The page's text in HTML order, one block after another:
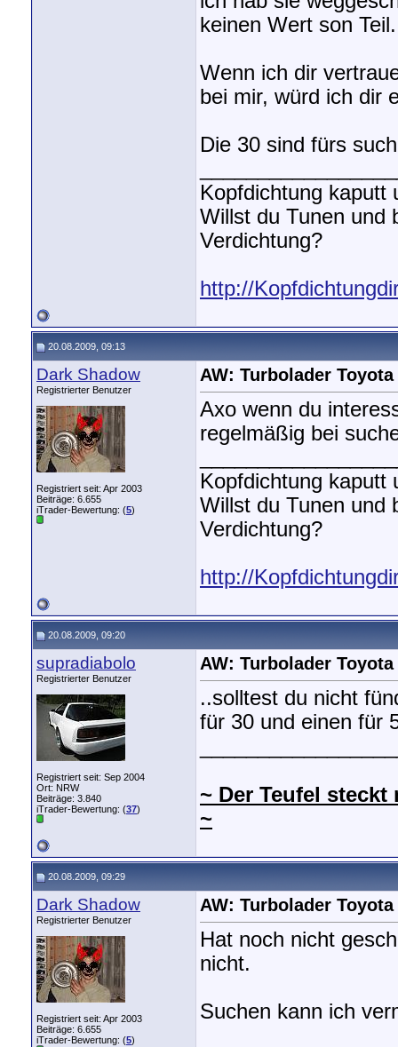
keinen Wert son Teil.
Wenn ich dir
bei mir, würd ich dir
Die 30 sind fürs
Kopfdichtung kaputt
Willst du Tunen und
Verdichtung?
http://
20.08.2009, 09:13
Dark Shadow
Registrierter Benutzer
Registriert seit: Apr 2003
Beiträge: 6.655
iTrader-Bewertung: (5)
AW: Turbolader
Axo wenn du
regelmäßig bei
Kopfdichtung kaputt
Willst du Tunen und
Verdichtung?
http://
20.08.2009, 09:20
supradiabolo
Registrierter Benutzer
Registriert seit: Sep 2004
Ort: NRW
Beiträge: 3.840
iTrader-Bewertung: (37)
AW: Turbolader
..solltest du nicht
für 30 und einen für
~ Der Teufel
~
20.08.2009, 09:29
Dark Shadow
Registrierter Benutzer
Registriert seit: Apr 2003
Beiträge: 6.655
iTrader-Bewertung: (5)
AW: Turbolader
Hat noch nicht
nicht.
Suchen kann ich